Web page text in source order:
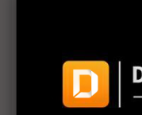
代CoWoS機率不大
Micro LED、先進